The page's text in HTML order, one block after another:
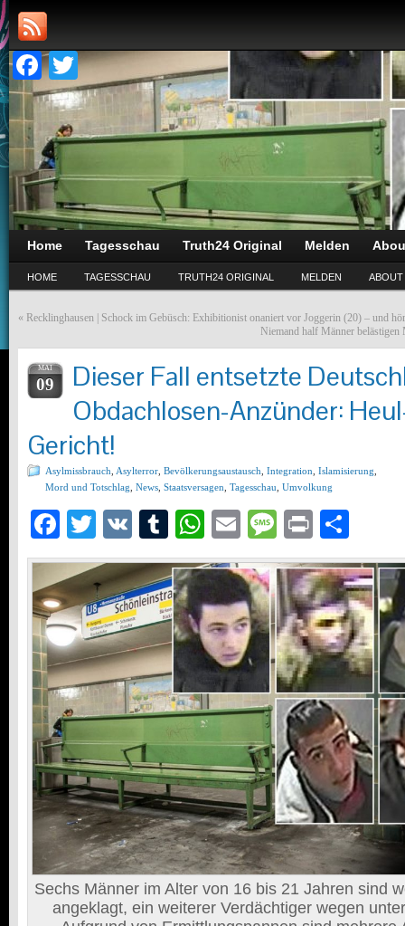
Facebook
Twitter
Home Tagesschau Truth24 Original Melden
HOME TAGESSCHAU TRUTH24 ORIGINAL MELDEN ABOUT
« Recklinghausen | Schock im Gebüsch: Exhibitionist onaniert vor Joggerin (20) – und
Niemand half Männer
MAI
09
Dieser Fall entsetzte
Obdachlosen-Anzünder:
Gericht!
Asylmissbrauch Asylterror Bevölkerungsaustausch Integration Islamisierung
Mord und Totschlag News Staatsversagen Tagesschau Umvolkung
Facebook
Twitter
VK Tumblr
WhatsApp
EmailMessage
Print
Sechs Männer im Alter von 16 bis 21 Jahren sind
angeklagt, ein weiterer Verdächtiger wegen